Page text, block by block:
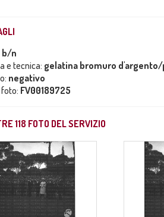
b/n
e tecnica: gelatina bromuro
negativo
FV00189725
118 FOTO DEL SERVIZIO